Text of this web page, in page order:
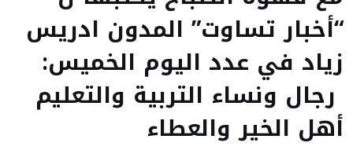
“أخبار تساوت” المدون ادريس
زياد في عدد اليوم الخميس:
رجال ونساء التربية والتعليم
أهل الخير والعطاء